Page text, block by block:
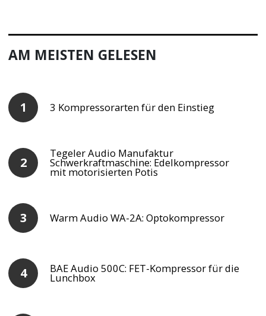
AM MEISTEN GELESEN
3 Kompressorarten für den Einstieg
Tegeler Audio Manufaktur
Schwerkraftmaschine: Edelkompressor
mit motorisierten Potis
Warm Audio WA-2A: Optokompressor
BAE Audio 500C: FET-Kompressor für die
Lunchbox